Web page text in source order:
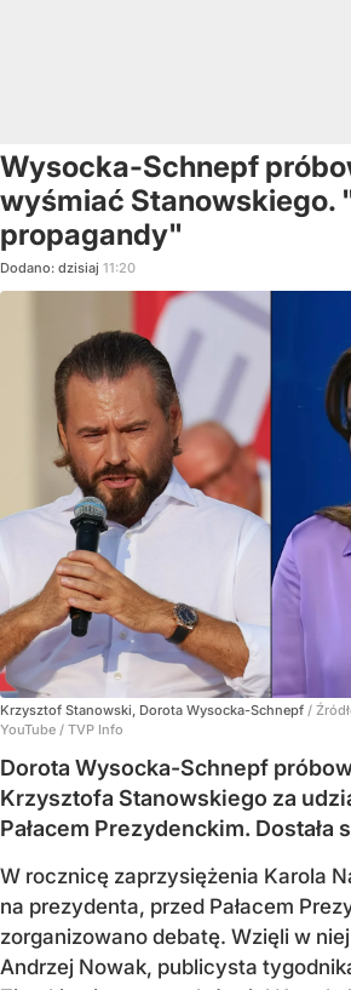
Wysocka-Schnepf
wyśmiać Stanowskiego.
propagandy"
Dodano: dzisiaj 11:20
Krzysztof Stanowski, Dorota Wysocka-Schnepf /
YouTube / TVP Info
Dorota Wysocka-Schnepf
Krzysztofa Stanowskiego za
Pałacem Prezydenckim. Dostała
W rocznicę zaprzysiężenia Karola
na prezydenta, przed Pałacem
zorganizowano debatę. Wzięli w
Andrzej Nowak, publicysta